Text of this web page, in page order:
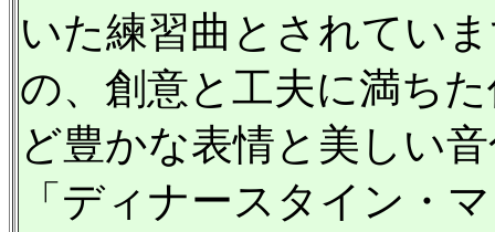
いた練習曲とされてい
の、創意と工夫に満ち
ど豊かな表情と美しい
「ディナースタイン・